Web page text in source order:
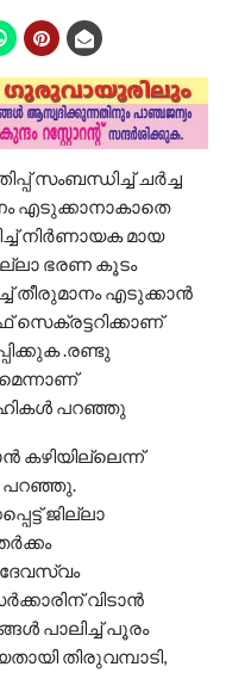
സംബന്ധിച്ച് ചർച്ച
എടുക്കാനാകാതെ
നിർണായക മായ
ഭരണ കൂടം
തീരുമാനം എടുക്കാൻ
സെക്രട്ടറിക്കാണ്
.രണ്ടു
പറഞ്ഞു
കഴിയില്ലെന്ന്
പറഞ്ഞു.
ജില്ലാ
ദേവസ്വം
വിടാന്‍
പാലിച്ച് പൂരം
തിരുവമ്പാടി,